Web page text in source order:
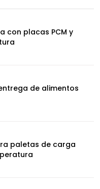
con placas PCM y
de alimentos
paletas de carga